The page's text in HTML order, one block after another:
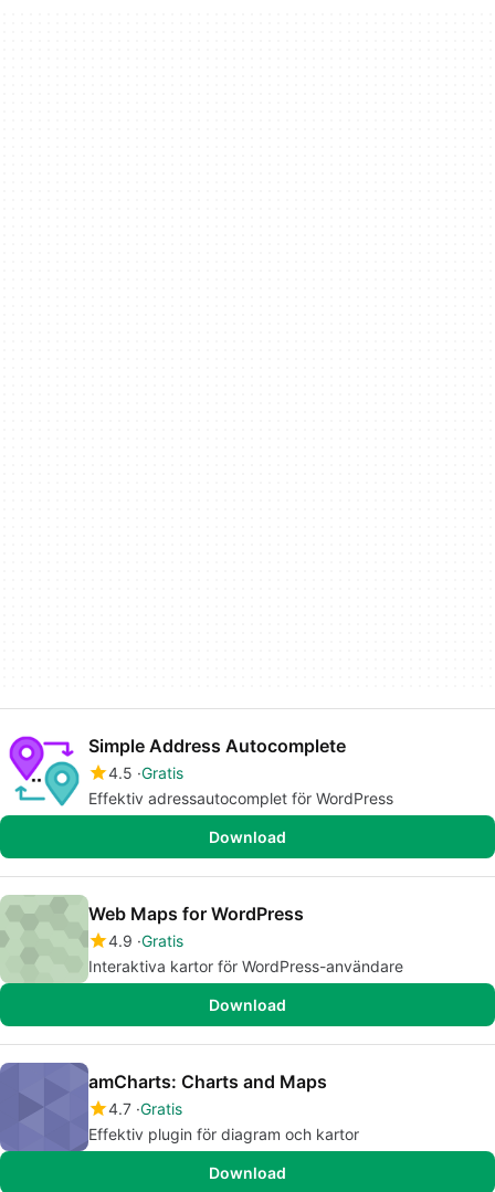
Simple Address Autocomplete
4.5 Gratis
Effektiv adressautocomplet för WordPress
Download
Web Maps for WordPress
4.9 Gratis
Interaktiva kartor för WordPress-användare
Download
amCharts: Charts and Maps
4.7 Gratis
Effektiv plugin för diagram och kartor
Download